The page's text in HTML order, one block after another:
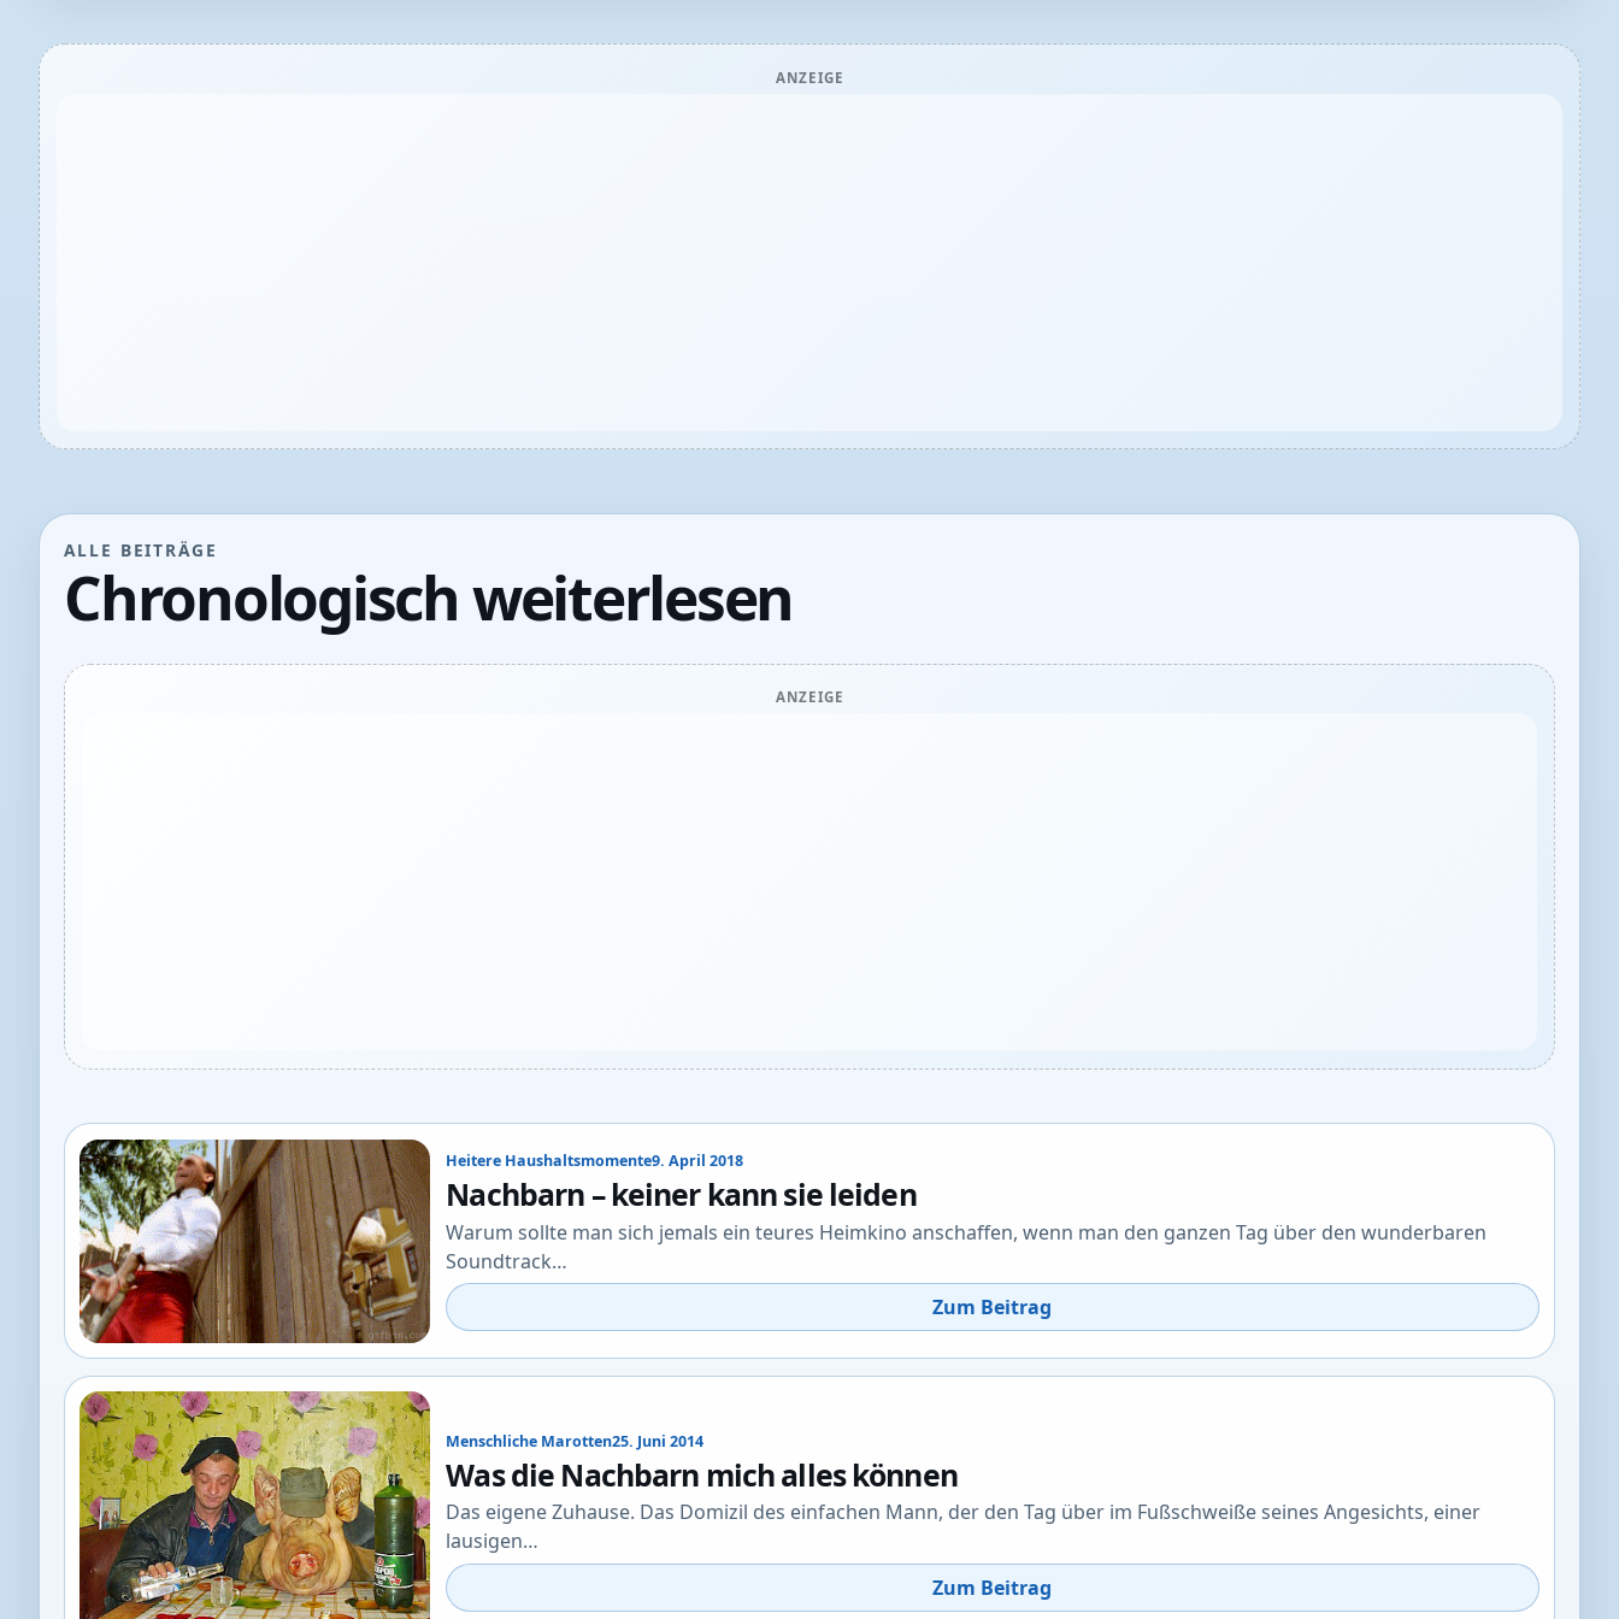
ANZEIGE
ALLE BEITRÄGE
Chronologisch weiterlesen
ANZEIGE
Heitere Haushaltsmomente9. April 2018
Nachbarn – keiner kann sie leiden
Warum sollte man sich jemals ein teures Heimkino anschaffen, wenn man den ganzen Tag über den wunderbaren
Soundtrack…
Zum Beitrag
Menschliche Marotten25. Juni 2014
Was die Nachbarn mich alles können
Das eigene Zuhause. Das Domizil des einfachen Mann, der den Tag über im Fußschweiße seines Angesichts, einer
lausigen…
Zum Beitrag